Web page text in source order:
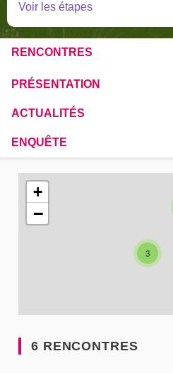
Voir les étapes
RENCONTRES
PRÉSENTATION
ACTUALITÉS
ENQUÊTE
L'élément suivant est une
3
+
−
6 RENCONTRES